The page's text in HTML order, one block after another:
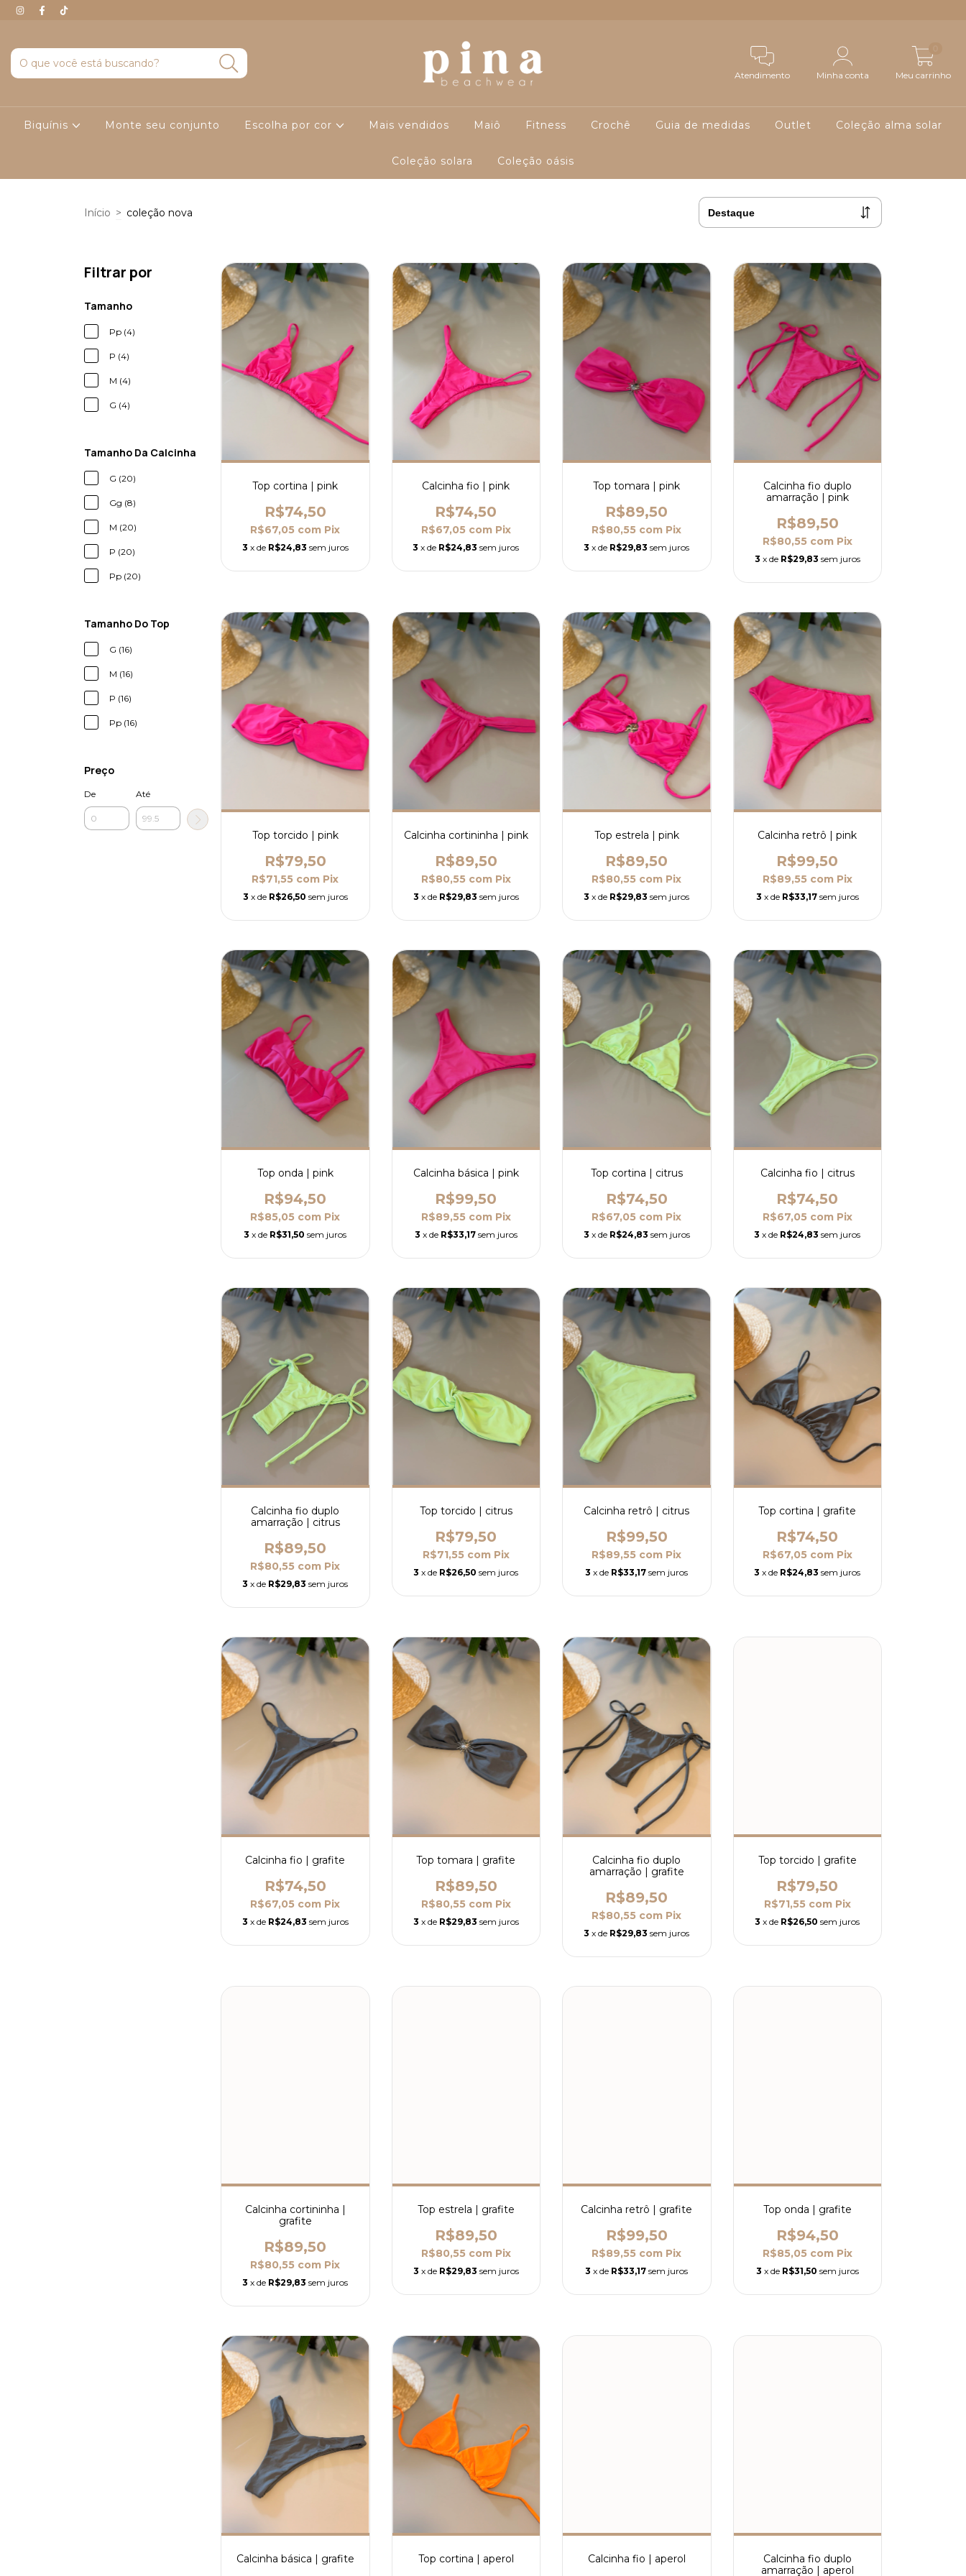
Atendimento Minha conta Meu carrinho
Biquínis Monte seu conjunto Escolha por cor Mais vendidos Maiô Fitness Crochê Guia de medidas Outlet Coleção alma solar
Coleção solara Coleção oásis
Início > coleção nova
Filtrar por
Tamanho
Pp (4)
P (4)
M (4)
G (4)
Tamanho Da Calcinha
G (20)
Gg (8)
M (20)
P (20)
Pp (20)
Tamanho Do Top
G (16)
M (16)
P (16)
Pp (16)
Preço
De Até
Top cortina | pink
R$74,50
R$67,05 com Pix
3 x de R$24,83 sem juros
Calcinha fio | pink
R$74,50
R$67,05 com Pix
3 x de R$24,83 sem juros
Top tomara | pink
R$89,50
R$80,55 com Pix
3 x de R$29,83 sem juros
Calcinha fio duplo
amarração | pink
R$89,50
R$80,55 com Pix
3 x de R$29,83 sem juros
Top torcido | pink
R$79,50
R$71,55 com Pix
3 x de R$26,50 sem juros
Calcinha cortininha | pink
R$89,50
R$80,55 com Pix
3 x de R$29,83 sem juros
Top estrela | pink
R$89,50
R$80,55 com Pix
3 x de R$29,83 sem juros
Calcinha retrô | pink
R$99,50
R$89,55 com Pix
3 x de R$33,17 sem juros
Top onda | pink
R$94,50
R$85,05 com Pix
3 x de R$31,50 sem juros
Calcinha básica | pink
R$99,50
R$89,55 com Pix
3 x de R$33,17 sem juros
Top cortina | citrus
R$74,50
R$67,05 com Pix
3 x de R$24,83 sem juros
Calcinha fio | citrus
R$74,50
R$67,05 com Pix
3 x de R$24,83 sem juros
Calcinha fio duplo
amarração | citrus
R$89,50
R$80,55 com Pix
3 x de R$29,83 sem juros
Top torcido | citrus
R$79,50
R$71,55 com Pix
3 x de R$26,50 sem juros
Calcinha retrô | citrus
R$99,50
R$89,55 com Pix
3 x de R$33,17 sem juros
Top cortina | grafite
R$74,50
R$67,05 com Pix
3 x de R$24,83 sem juros
Calcinha fio | grafite
R$74,50
R$67,05 com Pix
3 x de R$24,83 sem juros
Top tomara | grafite
R$89,50
R$80,55 com Pix
3 x de R$29,83 sem juros
Calcinha fio duplo
amarração | grafite
R$89,50
R$80,55 com Pix
3 x de R$29,83 sem juros
Top torcido | grafite
R$79,50
R$71,55 com Pix
3 x de R$26,50 sem juros
Calcinha cortininha |
grafite
R$89,50
R$80,55 com Pix
3 x de R$29,83 sem juros
Top estrela | grafite
R$89,50
R$80,55 com Pix
3 x de R$29,83 sem juros
Calcinha retrô | grafite
R$99,50
R$89,55 com Pix
3 x de R$33,17 sem juros
Top onda | grafite
R$94,50
R$85,05 com Pix
3 x de R$31,50 sem juros
Calcinha básica | grafite Top cortina | aperol Calcinha fio | aperol
Calcinha fio duplo
amarração | aperol